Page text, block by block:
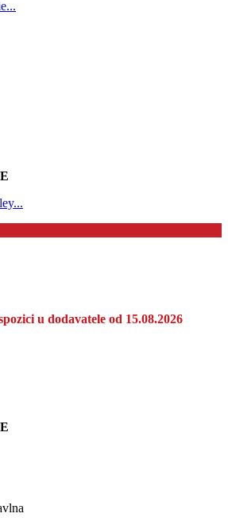
u dodavatele od 15.08.2026